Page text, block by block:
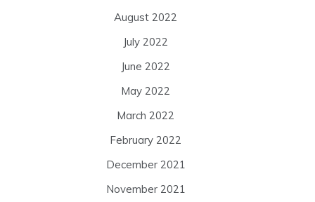
August 2022
July 2022
June 2022
May 2022
March 2022
February 2022
December 2021
November 2021